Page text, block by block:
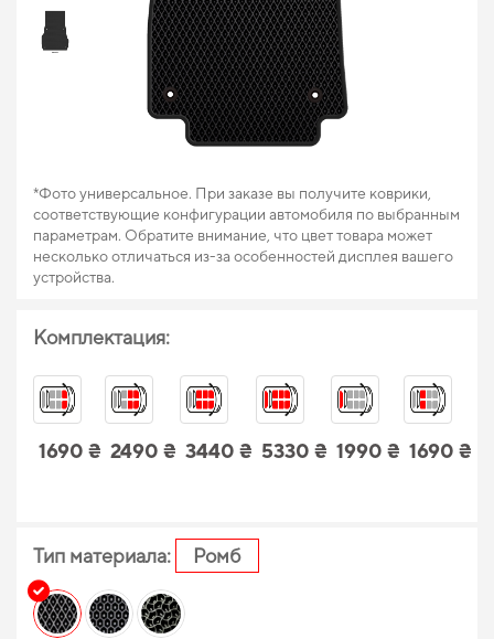
*Фото универсальное. При заказе вы получите коврики,
соответствующие конфигурации автомобиля по выбранным
параметрам. Обратите внимание, что цвет товара может
несколько отличаться из-за особенностей дисплея вашего
устройства.
Комплектация:
1690 ₴ 2490 ₴ 3440 ₴ 5330 ₴ 1990 ₴ 1690 ₴
Тип материала: Ромб